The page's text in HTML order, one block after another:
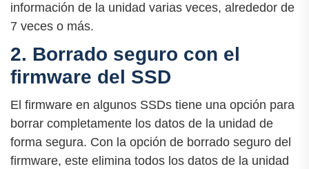
información de la unidad varias veces, alrededor de
7 veces o más.
2. Borrado seguro con el
firmware del SSD
El firmware en algunos SSDs tiene una opción para
borrar completamente los datos de la unidad de
forma segura. Con la opción de borrado seguro del
firmware, este elimina todos los datos de la unidad